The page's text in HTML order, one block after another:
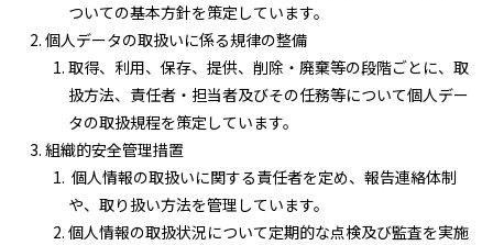
ついての基本方針を策定しています。
個人データの取扱いに係る規律の整備
取得、利用、保存、提供、削除・廃棄等の段階ごとに、取
扱方法、責任者・担当者及びその任務等について個人デー
タの取扱規程を策定しています。
組織的安全管理措置
個人情報の取扱いに関する責任者を定め、報告連絡体制
や、取り扱い方法を管理しています。
個人情報の取扱状況について定期的な点検及び監査を実施